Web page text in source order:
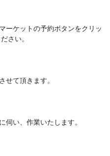
ーケットの予約ボタンをクリッ
さい。
せて頂きます。
伺い、作業いたします。